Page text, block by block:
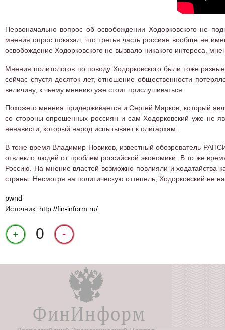
Первоначально вопрос об освобождении Ходорковского не
мнения опрос показал, что третья часть россиян вообще не
освобождение Ходорковского не вызвало никакого интереса,
Мнения политологов по поводу Ходорковского были тоже
сейчас спустя десяток лет, отношение общественности
величину, к чьему мнению уже стоит прислушиваться.
Похожего мнения придерживается и Сергей Марков, который
со стороны опрошенных россиян и сам Ходорковский уже не
ненависти, который народ испытывает к олигархам.
В тоже время Владимир Новиков, известный обозреватель
отвлекло людей от проблем российской экономики. В то же
Россию. На мнение властей возможно повлияли и ходатайства
страны. Несмотря на политическую оттепель, Ходорковский не
pwnd
Источник: http://fin-inform.ru/
+1
0